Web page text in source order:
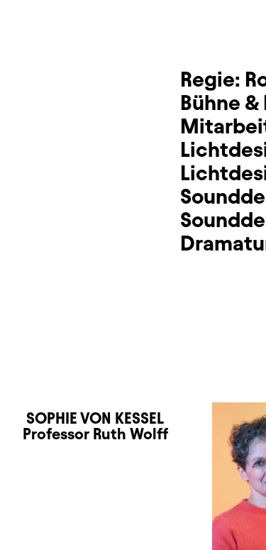
Regie:
Bühne
SOPHIE VON KESSEL
Professor Ruth Wolff